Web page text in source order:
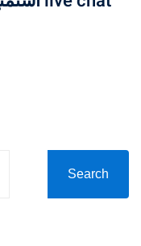
Search